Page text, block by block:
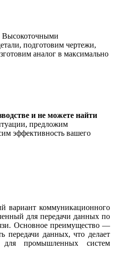
Высокоточными
подготовим чертежи,
аналог в максимально
и не можете найти
предложим
эффективность вашего
вариант коммуникационного
для передачи данных по
Основное преимущество —
передачи данных, что делает
промышленных систем